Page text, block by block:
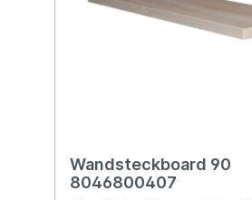
Wandsteckboard 90
8046800407